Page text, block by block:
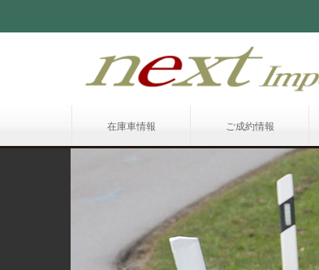
在庫車情報 ご成約情報